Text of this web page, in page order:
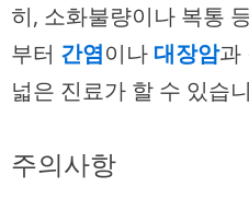
히, 소화불량이나 복통
부터 간염이나 대장암과
넓은 진료가 할 수 있습
주의사항